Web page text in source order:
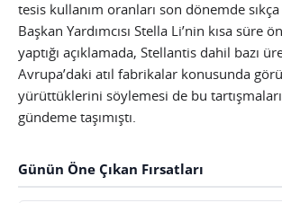
tesis kullanım oranları son dönemde sıkça
Başkan Yardımcısı Stella Li’nin kısa süre
yaptığı açıklamada, Stellantis dahil bazı
Avrupa’daki atıl fabrikalar konusunda
yürüttüklerini söylemesi de bu
gündeme taşımıştı.
Günün Öne Çıkan Fırsatları